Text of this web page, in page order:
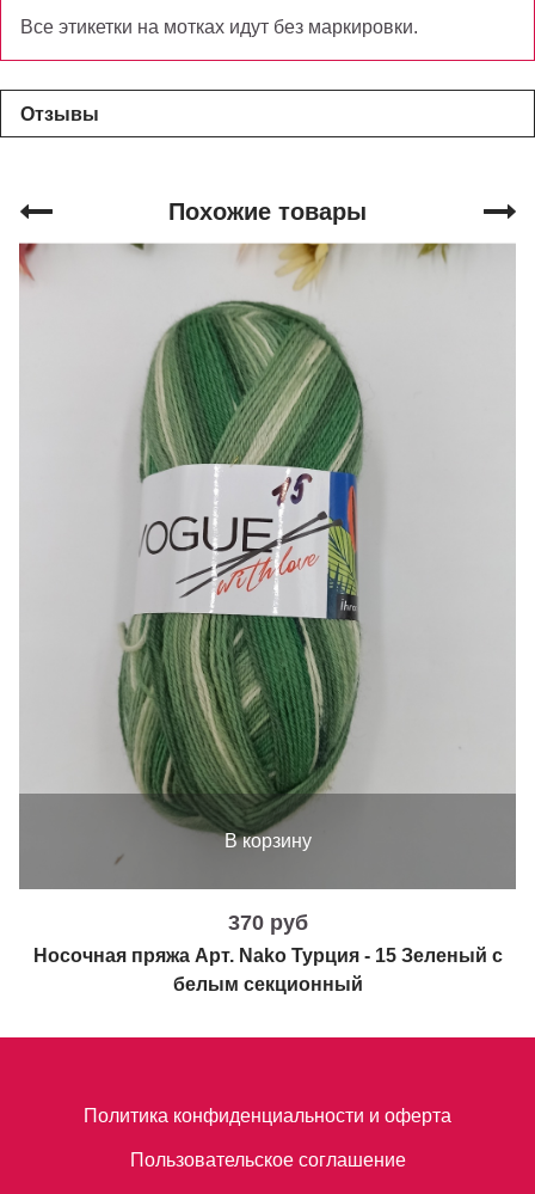
Все этикетки на мотках идут без маркировки.
Отзывы
Похожие товары
В корзину
370 руб
Носочная пряжа Арт. Nako Турция - 15 Зеленый с
белым секционный
Политика конфиденциальности и оферта
Пользовательское соглашение